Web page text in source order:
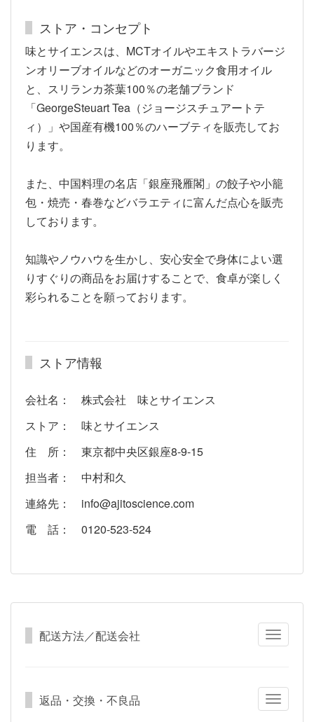
ストア・コンセプト
味とサイエンスは、MCTオイルやエキストラバージ
ンオリーブオイルなどのオーガニック食用オイル
と、スリランカ茶葉100％の老舗ブランド
「GeorgeSteuart Tea（ジョージスチュアートテ
ィ）」や国産有機100％のハーブティを販売してお
ります。
また、中国料理の名店「銀座飛雁閣」の餃子や小籠
包・焼売・春巻などバラエティに富んだ点心を販売
しております。
知識やノウハウを生かし、安心安全で身体によい選
りすぐりの商品をお届けすることで、食卓が楽しく
彩られることを願っております。
ストア情報
会社名： 株式会社 味とサイエンス
ストア： 味とサイエンス
住 所： 東京都中央区銀座8-9-15
担当者： 中村和久
連絡先： info@ajitoscience.com
電 話： 0120-523-524
Toggle
配送方法／配送会社
Toggle
返品・交換・不良品